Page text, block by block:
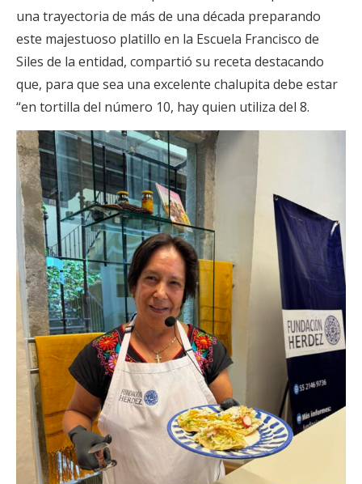
una trayectoria de más de una década preparando
este majestuoso platillo en la Escuela Francisco de
Siles de la entidad, compartió su receta destacando
que, para que sea una excelente chalupita debe estar
“en tortilla del número 10, hay quien utiliza del 8.